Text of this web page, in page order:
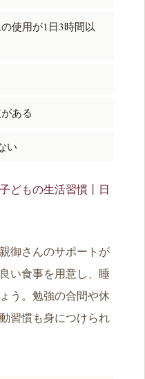
使用が1日3時間以
ある
い
どもの生活習慣丨日
御さんのサポートが
い食事を用意し、睡
う。勉強の合間や休
習慣も身につけられ